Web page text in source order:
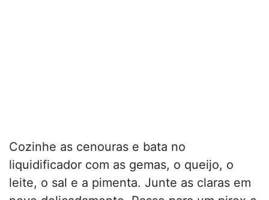
Cozinhe as cenouras e bata no
liquidificador com as gemas, o queijo, o
leite, o sal e a pimenta. Junte as claras em